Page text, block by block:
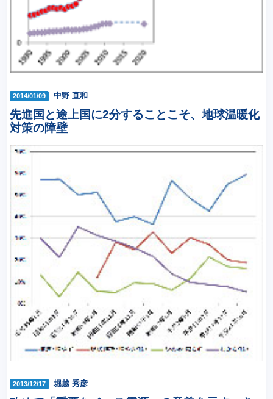
2014/01/09 中野 直和
先進国と途上国に2分することこそ、地球温暖化
対策の障壁
2013/12/17 堀越 秀彦